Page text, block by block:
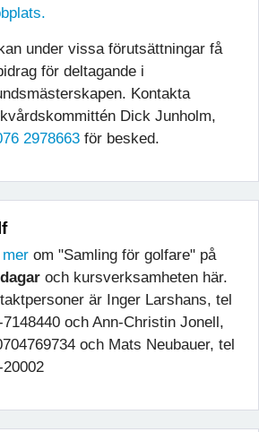
under vissa förutsättningar få
för deltagande i
Kontakta
Dick Junholm,
2978663 för besked.
om "Samling för golfare" på
och kursverksamheten här.
är Inger Larshans, tel
7148440 och Ann-Christin Jonell,
och Mats Neubauer, tel
20002